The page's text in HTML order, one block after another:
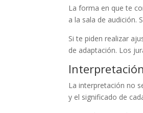
La forma en que te
a la sala de audición.
Si te piden realizar
de adaptación. Los
La interpretación no
y el significado de